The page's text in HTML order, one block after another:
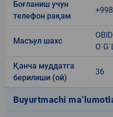
Боғланиш учун
телефон рақам
Масъул шахс
Қанча муддатга
берилиши (ой)
36
Buyurtmachi